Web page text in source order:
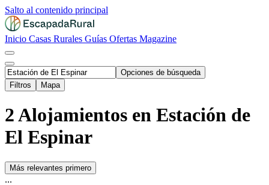
Salto al contenido principal
Inicio Casas Rurales Guías Ofertas Magazine
Opciones de búsqueda
Filtros
Mapa
2 Alojamientos en Estación de
El Espinar
Más relevantes primero
...